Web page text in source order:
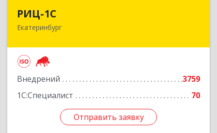
РИЦ-1С
Екатеринбург
Внедрений
3759
1С:Специалист
70
Отправить заявку
620102, Свердловская обл, Екатеринбург г,
Отправить заявку